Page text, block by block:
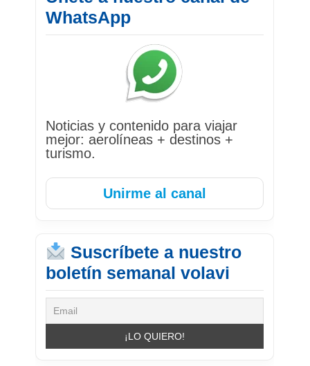
WhatsApp
Noticias y contenido para viajar
mejor: aerolíneas + destinos +
turismo.
Unirme al canal
Suscríbete a nuestro
boletín semanal volavi